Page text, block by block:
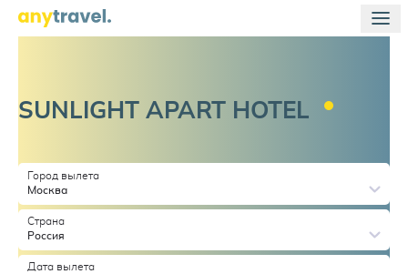
SUNLIGHT APART HOTEL
Город вылета
Москва
Страна
Россия
Дата вылета